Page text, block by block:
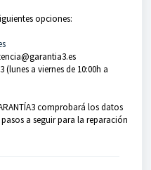
opciones:
a viernes de 10:00h a
comprobará los datos
a seguir para la reparación